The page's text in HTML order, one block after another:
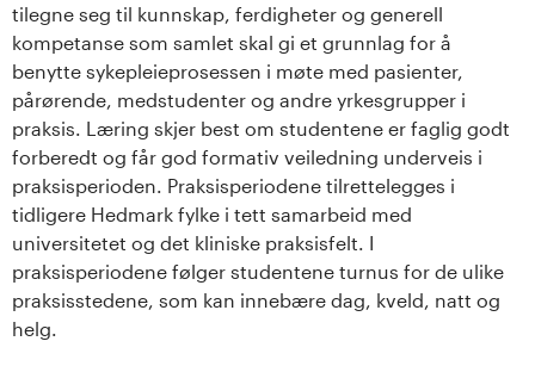
tilegne seg til kunnskap, ferdigheter og generell
kompetanse som samlet skal gi et grunnlag for å
benytte sykepleieprosessen i møte med pasienter,
pårørende, medstudenter og andre yrkesgrupper i
praksis. Læring skjer best om studentene er faglig godt
forberedt og får god formativ veiledning underveis i
praksisperioden. Praksisperiodene tilrettelegges i
tidligere Hedmark fylke i tett samarbeid med
universitetet og det kliniske praksisfelt. I
praksisperiodene følger studentene turnus for de ulike
praksisstedene, som kan innebære dag, kveld, natt og
helg.